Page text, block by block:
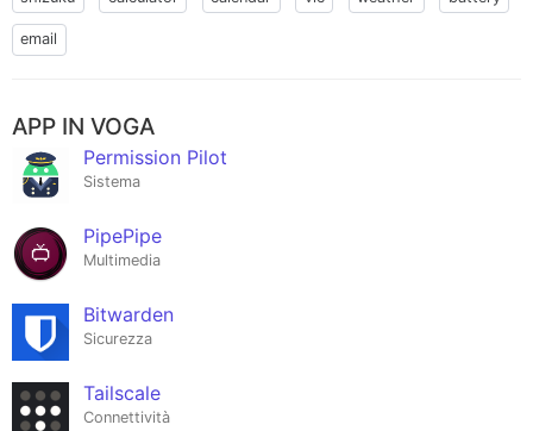
email
APP IN VOGA
Permission Pilot
Sistema
PipePipe
Multimedia
Bitwarden
Sicurezza
Tailscale
Connettività